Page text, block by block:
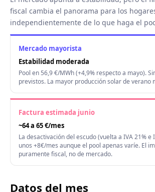
fiscal cambia el panorama para los
independientemente de lo que haga el
Mercado mayorista
Estabilidad moderada
Pool en 56,9 €/MWh (+4,9% respecto a mayo).
previstos. La mayor producción solar de verano
Factura estimada junio
~64 a 65 €/mes
La desactivación del escudo (vuelta a IVA 21% e
unos +8€/mes aunque el pool apenas varíe. El
puramente fiscal, no de mercado.
Datos del mes